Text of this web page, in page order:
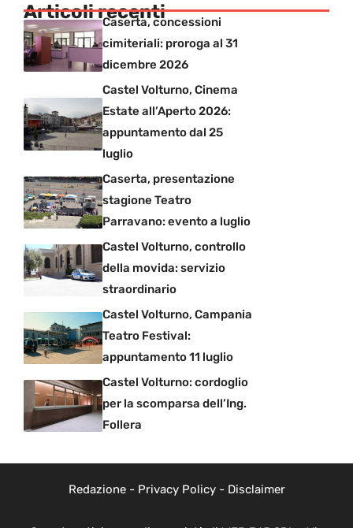
Articoli recenti
Caserta, concessioni
cimiteriali: proroga al 31
dicembre 2026
Castel Volturno, Cinema
Estate all’Aperto 2026:
appuntamento dal 25
luglio
Caserta, presentazione
stagione Teatro
Parravano: evento a luglio
Castel Volturno, controllo
della movida: servizio
straordinario
Castel Volturno, Campania
Teatro Festival:
appuntamento 11 luglio
Castel Volturno: cordoglio
per la scomparsa dell’Ing.
Follera
Redazione- Privacy Policy- Disclaimer